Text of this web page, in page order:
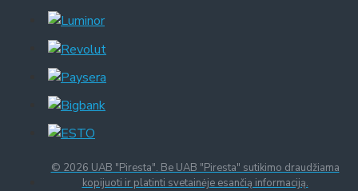
© 2026 UAB "Piresta". Be UAB "Piresta" sutikimo draudžiama
kopijuoti ir platinti svetainėje esančią informaciją.